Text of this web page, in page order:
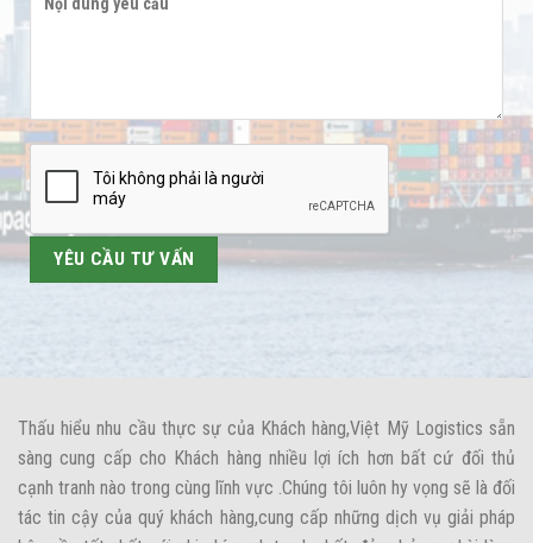
Thấu hiểu nhu cầu thực sự của Khách hàng,Việt Mỹ Logistics sẵn
sàng cung cấp cho Khách hàng nhiều lợi ích hơn bất cứ đối thủ
cạnh tranh nào trong cùng lĩnh vực .Chúng tôi luôn hy vọng sẽ là đối
tác tin cậy của quý khách hàng,cung cấp những dịch vụ giải pháp